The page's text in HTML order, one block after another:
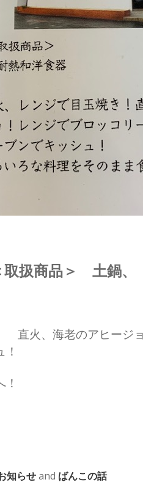
扱商品＞ 土鍋
直火、海老のアヒージ
知らせand ばんこの話